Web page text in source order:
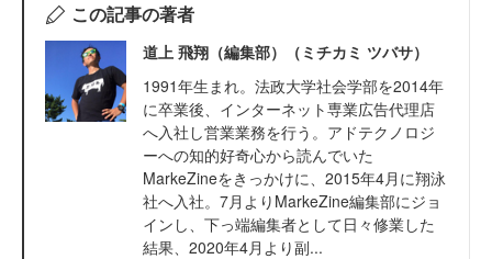
この記事の著者
道上 飛翔（編集部）（ミチカミ ツバサ）
1991年生まれ。法政大学社会学部を2014年
に卒業後、インターネット専業広告代理店
へ入社し営業業務を行う。アドテクノロジ
ーへの知的好奇心から読んでいた
MarkeZineをきっかけに、2015年4月に翔泳
社へ入社。7月よりMarkeZine編集部にジョ
インし、下っ端編集者として日々修業した
結果、2020年4月より副...